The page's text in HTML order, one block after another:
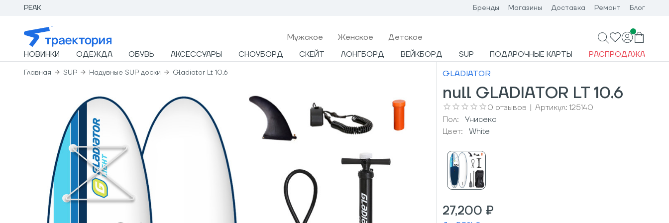
PEAK Бренды Магазины Доставка Ремонт Блог
Мужcкое Женское Детское
НОВИНКИ ОДЕЖДА ОБУВЬ АКСЕССУАРЫ СНОУБОРД СКЕЙТ ЛОНГБОРД ВЕЙКБОРД SUP ПОДАРОЧНЫЕ КАРТЫ РАСПРОДАЖА
Главная SUP Надувные SUP доски Gladiator Lt 10.6 GLADIATOR
null GLADIATOR LT 10.6
0 отзывов | Артикул: 125140
Пол:
Унисекс
Цвет:
White
27,200 ₽